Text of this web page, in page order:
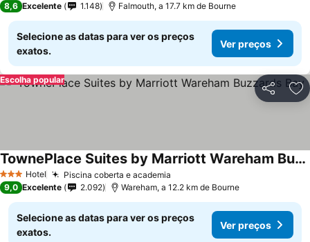
8,6 Excelente 1.148 Falmouth, a 17.7 km de Bourne
Selecione as datas para ver os preços
exatos.
Ver preços
Partilhar
Escolha popular
3 EstrelasHotel Piscina coberta e academia
TownePlace Suites by Marriott Wareham Buzzards Bay
9,0 Excelente 2.092 Wareham, a 12.2 km de Bourne
Selecione as datas para ver os preços
exatos.
Ver preços